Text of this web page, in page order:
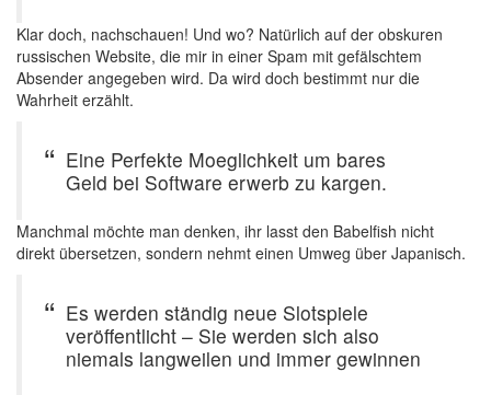
Klar doch, nachschauen! Und wo? Natürlich auf der obskuren
russischen Website, die mir in einer Spam mit gefälschtem
Absender angegeben wird. Da wird doch bestimmt nur die
Wahrheit erzählt.
Eine Perfekte Moeglichkeit um bares
Geld bei Software erwerb zu kargen.
Manchmal möchte man denken, ihr lasst den Babelfish nicht
direkt übersetzen, sondern nehmt einen Umweg über Japanisch.
Es werden ständig neue Slotspiele
veröffentlicht – Sie werden sich also
niemals langweilen und immer gewinnen